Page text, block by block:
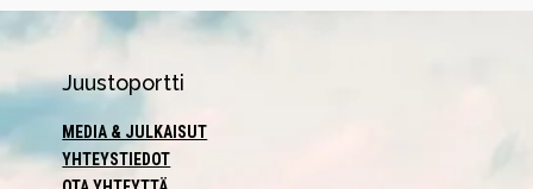
Juustoportti
MEDIA & JULKAISUT
YHTEYSTIEDOT